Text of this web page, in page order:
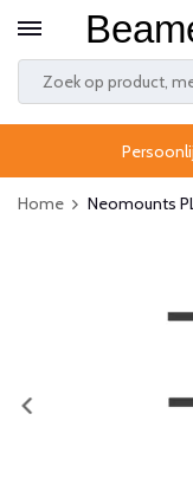
Home Neomounts